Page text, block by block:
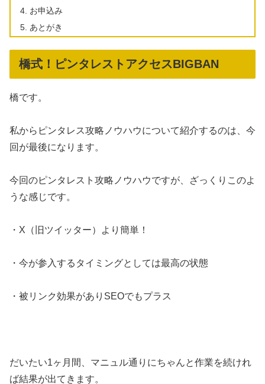
お申込み
あとがき
橋式！ピンタレストアクセスBIGBAN
橋です。
私からピンタレス攻略ノウハウについて紹介するのは、今
回が最後になります。
今回のピンタレスト攻略ノウハウですが、ざっくりこのよ
うな感じです。
・X（旧ツイッター）より簡単！
・今が参入するタイミングとしては最高の状態
・被リンク効果がありSEOでもプラス
だいたい1ヶ月間、マニュル通りにちゃんと作業を続けれ
ば結果が出てきます。